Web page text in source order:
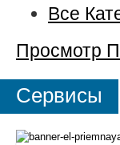
Все
Просмотр
Сервисы